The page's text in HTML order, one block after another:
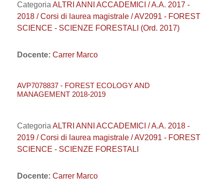
Categoria ALTRI ANNI ACCADEMICI / A.A. 2017 -
2018 / Corsi di laurea magistrale / AV2091 - FOREST
SCIENCE - SCIENZE FORESTALI (Ord. 2017)
Docente: Carrer Marco
AVP7078837 - FOREST ECOLOGY AND
MANAGEMENT 2018-2019
Categoria ALTRI ANNI ACCADEMICI / A.A. 2018 -
2019 / Corsi di laurea magistrale / AV2091 - FOREST
SCIENCE - SCIENZE FORESTALI
Docente: Carrer Marco